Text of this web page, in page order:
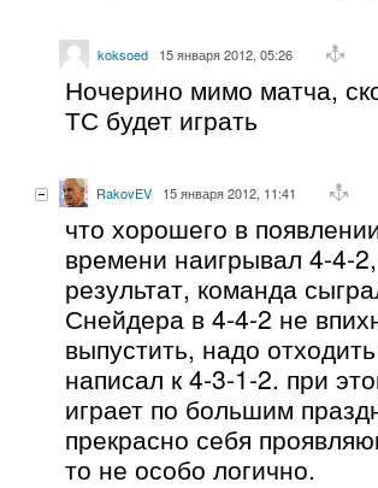
koksoed 15 января 2012, 05:26
Ночерино мимо матча,
ТС будет играть
RakovEV 15 января 2012, 11:41
что хорошего в
времени наигрывал 4-4-
результат, команда
Снейдера в 4-4-2 не
выпустить, надо
написал к 4-3-1-2. при
играет по большим
прекрасно себя
то не особо логично.